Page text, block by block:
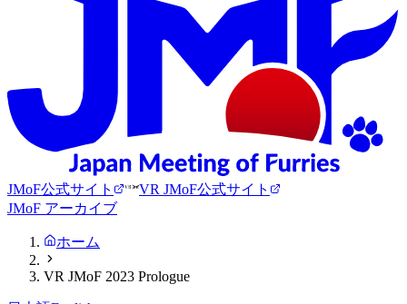
JMoF公式サイト
VR JMoF公式サイト
JMoF アーカイブ
ホーム
VR JMoF 2023 Prologue